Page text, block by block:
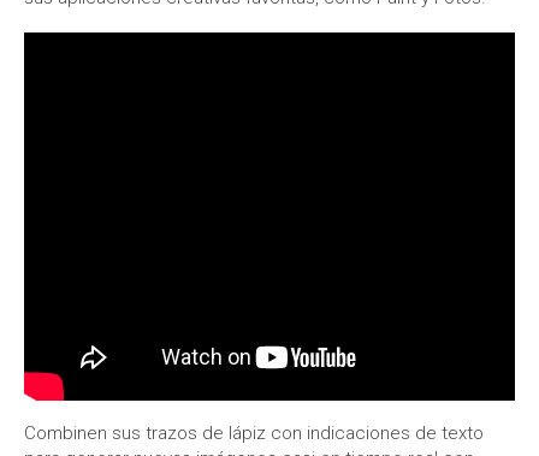
Combinen sus trazos de lápiz con indicaciones de texto